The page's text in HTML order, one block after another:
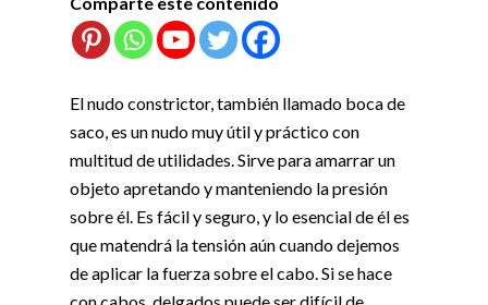
El nudo constrictor, también llamado boca de
saco, es un nudo muy útil y práctico con
multitud de utilidades. Sirve para amarrar un
objeto apretando y manteniendo la presión
sobre él. Es fácil y seguro, y lo esencial de él es
que matendrá la tensión aún cuando dejemos
de aplicar la fuerza sobre el cabo. Si se hace
con cabos delgados puede ser difícil de